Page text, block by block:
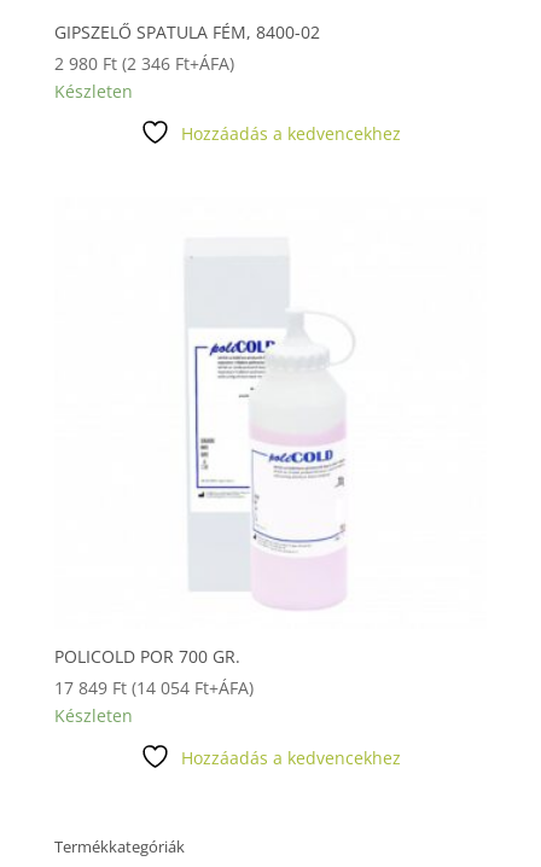
GIPSZELŐ SPATULA FÉM, 8400-02
2 980 Ft (2 346 Ft+ÁFA)
Készleten
Hozzáadás a kedvencekhez
POLICOLD POR 700 GR.
17 849 Ft (14 054 Ft+ÁFA)
Készleten
Hozzáadás a kedvencekhez
Termékkategóriák